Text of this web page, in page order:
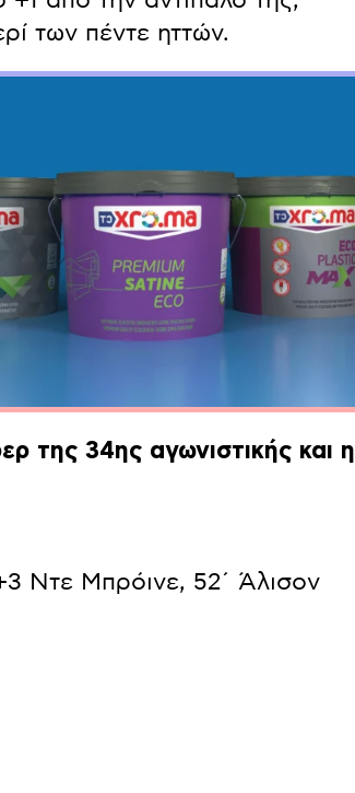
των πέντε ηττών.
της 34ης αγωνιστικής και η
Ντε Μπρόινε, 52΄ Άλισον